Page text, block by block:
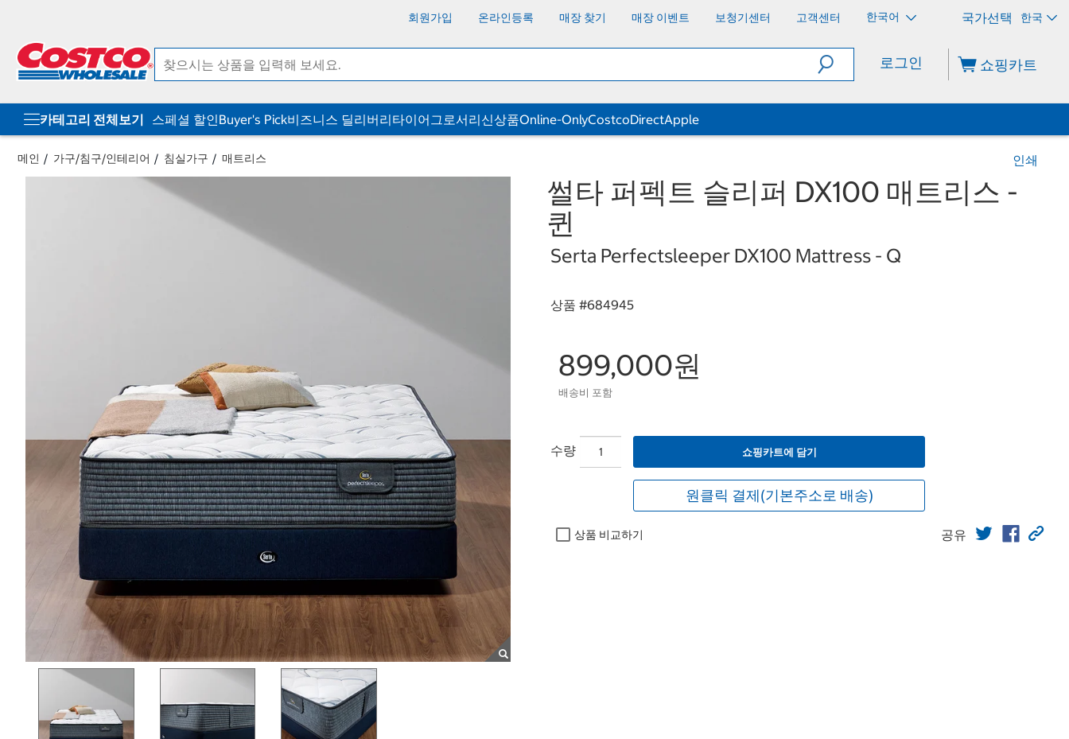
회원가입 온라인등록 매장 찾기 매장 이벤트 보청기센터 고객센터 한국어 한국
로그인 쇼핑카트
카테고리 전체보기 스페셜 할인Buyer's Pick비즈니스 딜리버리타이어그로서리신상품Online-OnlyCostcoDirectApple
메인 가구/침구/인테리어 침실가구 매트리스 인쇄
썰타 퍼펙트 슬리퍼 DX100 매트리스 -
퀸
Serta Perfectsleeper DX100 Mattress - Q
상품 #684945
899,000원
배송비 포함
수량 쇼핑카트에 담기
원클릭 결제(기본주소로 배송)
상품 비교하기 공유